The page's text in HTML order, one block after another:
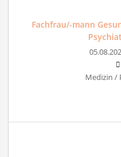
Fachfrau/-mann
Medizin /